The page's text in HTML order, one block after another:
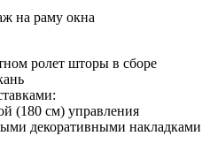
на раму окна
ролет шторы в сборе
(180 см) управления
декоративными